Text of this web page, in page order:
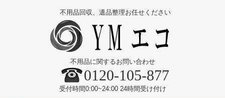
不用品回収、遺品整理お任せください
不用品に関するお問い合わせ
0120-105-877
受付時間0:00~24:00 24時間受け付け